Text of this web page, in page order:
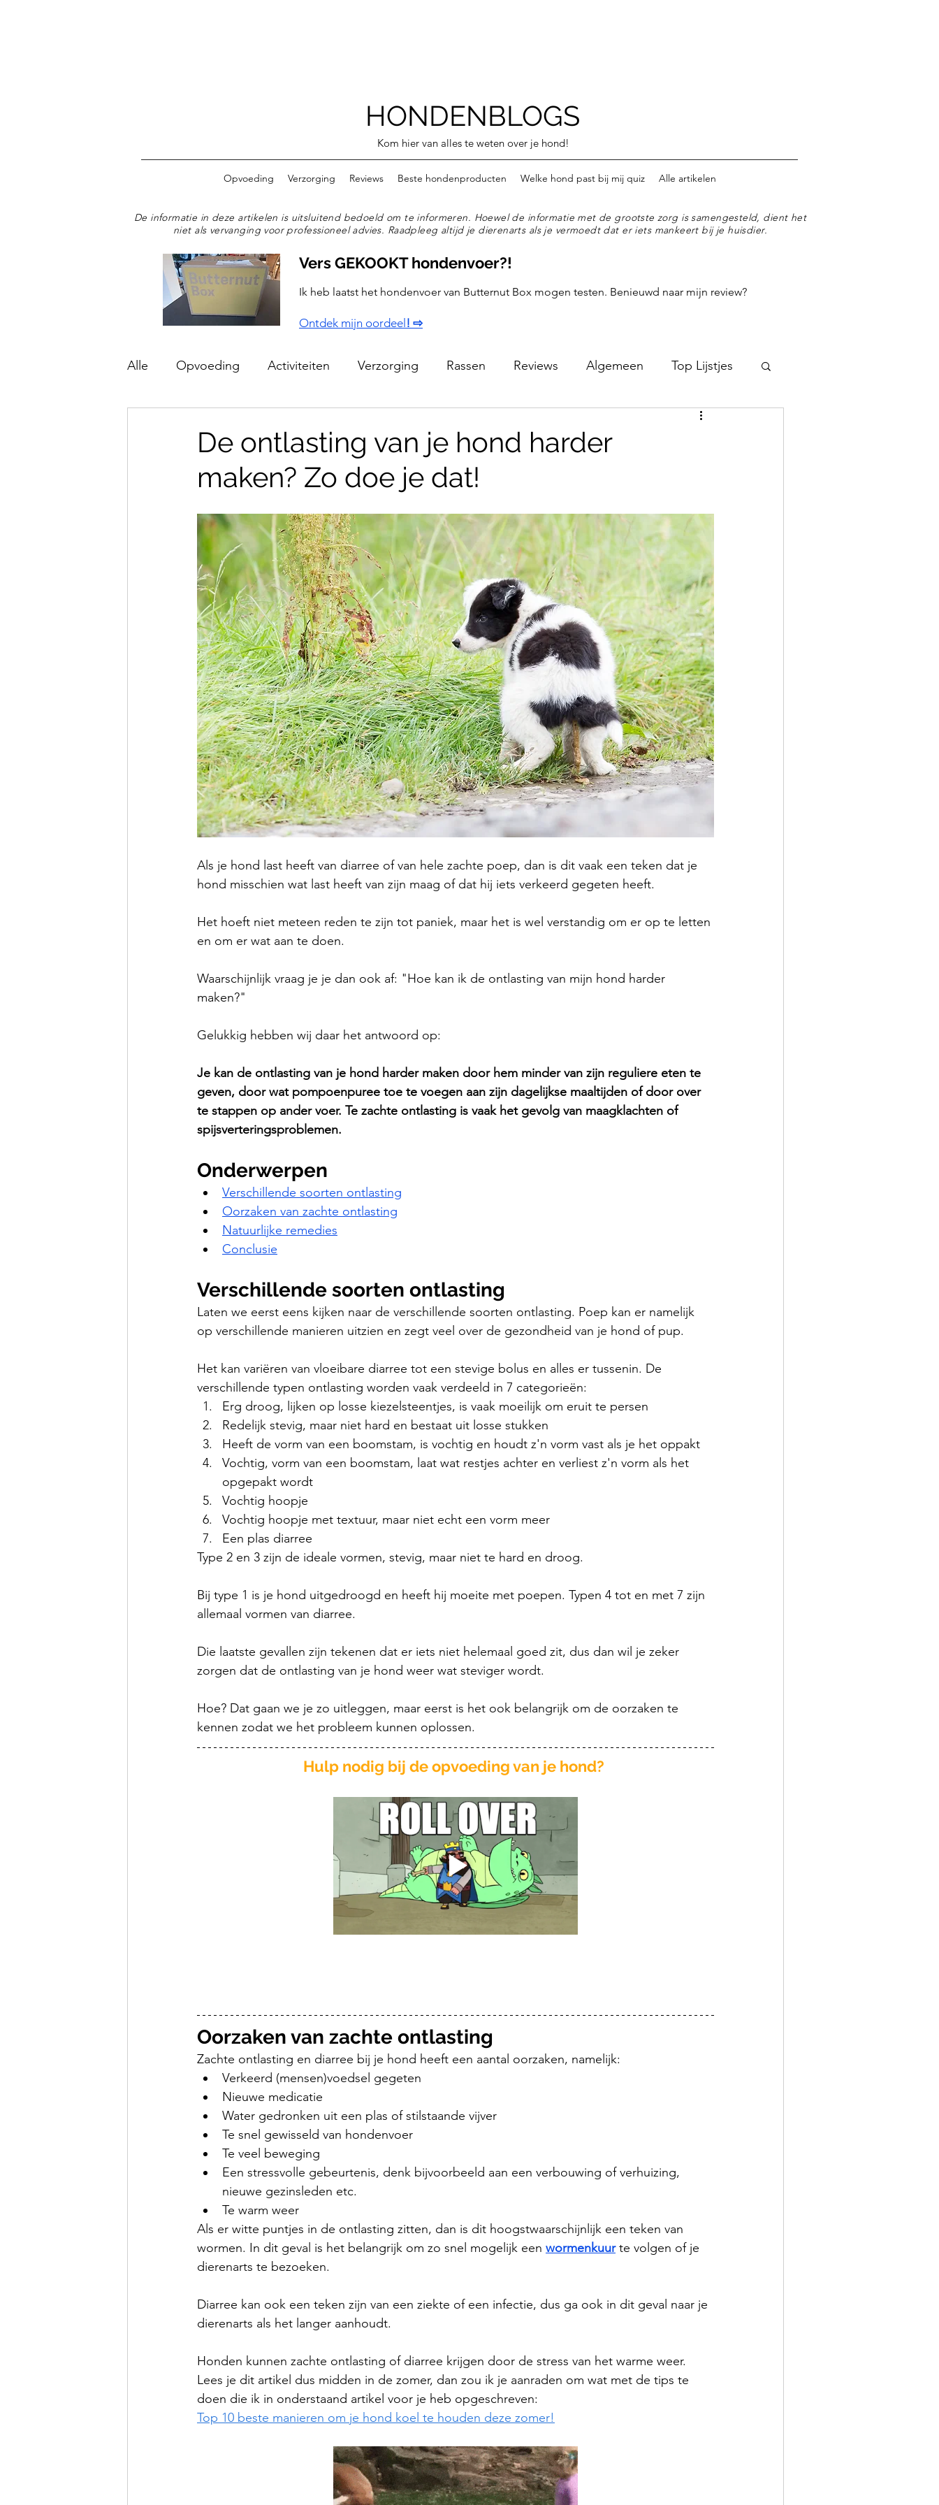
HONDENBLOGS
Kom hier van alles te weten over je hond!
Opvoeding Verzorging Reviews Beste hondenproducten Welke hond past bij mij quiz Alle artikelen
De informatie in deze artikelen is uitsluitend bedoeld om te informeren. Hoewel de informatie met de grootste zorg is samengesteld, dient het
niet als vervanging voor professioneel advies. Raadpleeg altijd je dierenarts als je vermoedt dat er iets mankeert bij je huisdier.
Vers GEKOOKT hondenvoer?!
Ik heb laatst het hondenvoer van Butternut Box mogen testen. Benieuwd naar mijn review?
Ontdek mijn oordeel ! ⇨
Alle Opvoeding Activiteiten Verzorging Rassen Reviews Algemeen Top Lijstjes
De ontlasting van je hond harder
maken? Zo doe je dat!
Als je hond last heeft van diarree of van hele zachte poep, dan is dit vaak een teken dat je
hond misschien wat last heeft van zijn maag of dat hij iets verkeerd gegeten heeft.
Het hoeft niet meteen reden te zijn tot paniek, maar het is wel verstandig om er op te letten
en om er wat aan te doen.
Waarschijnlijk vraag je je dan ook af: "Hoe kan ik de ontlasting van mijn hond harder
maken?"
Gelukkig hebben wij daar het antwoord op:
Je kan de ontlasting van je hond harder maken door hem minder van zijn reguliere eten te
geven, door wat pompoenpuree toe te voegen aan zijn dagelijkse maaltijden of door over
te stappen op ander voer. Te zachte ontlasting is vaak het gevolg van maagklachten of
spijsverteringsproblemen.
Onderwerpen
Verschillende soorten ontlasting
Oorzaken van zachte ontlasting
Natuurlijke remedies
Conclusie
Verschillende soorten ontlasting
Laten we eerst eens kijken naar de verschillende soorten ontlasting. Poep kan er namelijk
op verschillende manieren uitzien en zegt veel over de gezondheid van je hond of pup.
Het kan variëren van vloeibare diarree tot een stevige bolus en alles er tussenin. De
verschillende typen ontlasting worden vaak verdeeld in 7 categorieën:
Erg droog, lijken op losse kiezelsteentjes, is vaak moeilijk om eruit te persen
Redelijk stevig, maar niet hard en bestaat uit losse stukken
Heeft de vorm van een boomstam, is vochtig en houdt z'n vorm vast als je het oppakt
Vochtig, vorm van een boomstam, laat wat restjes achter en verliest z'n vorm als het
opgepakt wordt
Vochtig hoopje
Vochtig hoopje met textuur, maar niet echt een vorm meer
Een plas diarree
Type 2 en 3 zijn de ideale vormen, stevig, maar niet te hard en droog.
Bij type 1 is je hond uitgedroogd en heeft hij moeite met poepen. Typen 4 tot en met 7 zijn
allemaal vormen van diarree.
Die laatste gevallen zijn tekenen dat er iets niet helemaal goed zit, dus dan wil je zeker
zorgen dat de ontlasting van je hond weer wat steviger wordt.
Hoe? Dat gaan we je zo uitleggen, maar eerst is het ook belangrijk om de oorzaken te
kennen zodat we het probleem kunnen oplossen.
Hulp nodig bij de opvoeding van je hond?
Oorzaken van zachte ontlasting
Zachte ontlasting en diarree bij je hond heeft een aantal oorzaken, namelijk:
Verkeerd (mensen)voedsel gegeten
Nieuwe medicatie
Water gedronken uit een plas of stilstaande vijver
Te snel gewisseld van hondenvoer
Te veel beweging
Een stressvolle gebeurtenis, denk bijvoorbeeld aan een verbouwing of verhuizing,
nieuwe gezinsleden etc.
Te warm weer
Als er witte puntjes in de ontlasting zitten, dan is dit hoogstwaarschijnlijk een teken van
wormen. In dit geval is het belangrijk om zo snel mogelijk een wormenkuur te volgen of je
dierenarts te bezoeken.
Diarree kan ook een teken zijn van een ziekte of een infectie, dus ga ook in dit geval naar je
dierenarts als het langer aanhoudt.
Honden kunnen zachte ontlasting of diarree krijgen door de stress van het warme weer.
Lees je dit artikel dus midden in de zomer, dan zou ik je aanraden om wat met de tips te
doen die ik in onderstaand artikel voor je heb opgeschreven:
Top 10 beste manieren om je hond koel te houden deze zomer!